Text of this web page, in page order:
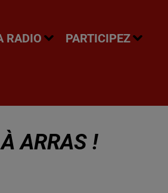
RADIO PARTICIPEZ
ARRAS !